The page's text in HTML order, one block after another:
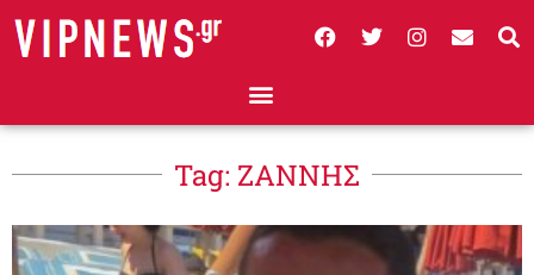
Tag: ΖΑΝΝΗΣ